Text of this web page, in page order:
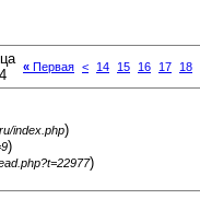
« Первая < 14 15 16 17 18
index.php)
)
)